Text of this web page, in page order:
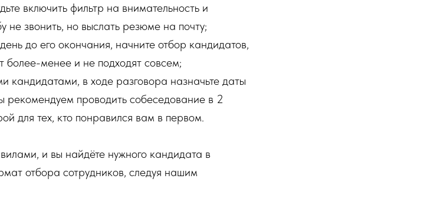
включить фильтр на внимательность и
не звонить, но выслать резюме на почту;
до его окончания, начните отбор кандидатов,
более-менее и не подходят совсем;
кандидатами, в ходе разговора назначьте даты
проводить собеседование в 2
для тех, кто понравился вам в первом.
и вы найдёте нужного кандидата в
отбора сотрудников, следуя нашим